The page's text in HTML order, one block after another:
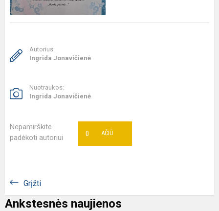
Autorius:
Ingrida Jonavičienė
Nuotraukos:
Ingrida Jonavičienė
Nepamirškite
padėkoti autoriui
AČIŪ
0
Grįžti
Ankstesnės naujienos